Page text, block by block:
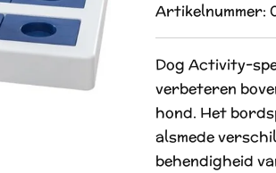
Artikelnummer:
Dog Activity-
verbeteren
hond. Het
alsmede
behendigheid